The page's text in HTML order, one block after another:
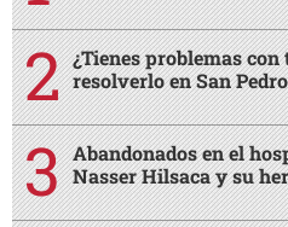
¿Tienes problemas
resolverlo en San
Abandonados en el
Nasser Hilsaca y su